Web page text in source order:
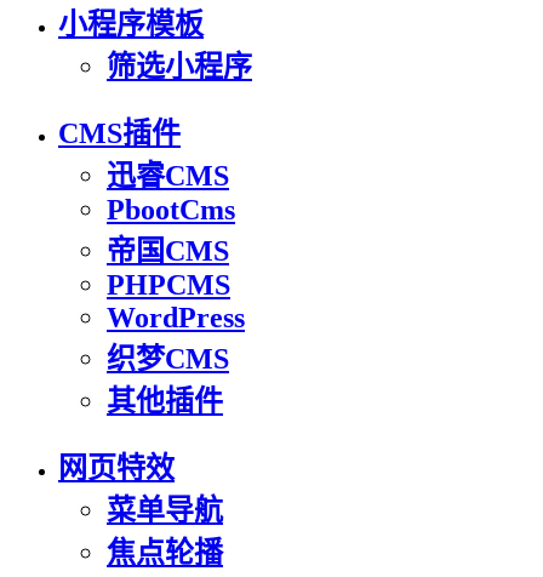
小程序模板
筛选小程序
CMS插件
迅睿CMS
PbootCms
帝国CMS
PHPCMS
WordPress
织梦CMS
其他插件
网页特效
菜单导航
焦点轮播